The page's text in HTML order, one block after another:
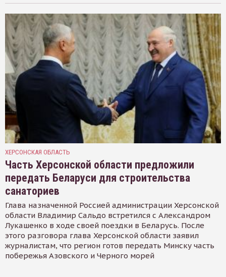
ХЕРСОНСКАЯ ОБЛАСТЬ
Часть Херсонской области предложили
передать Беларуси для строительства
санаториев
Глава назначенной Россией администрации Херсонской
области Владимир Сальдо встретился с Александром
Лукашенко в ходе своей поездки в Беларусь. После
этого разговора глава Херсонской области заявил
журналистам, что регион готов передать Минску часть
побережья Азовского и Черного морей